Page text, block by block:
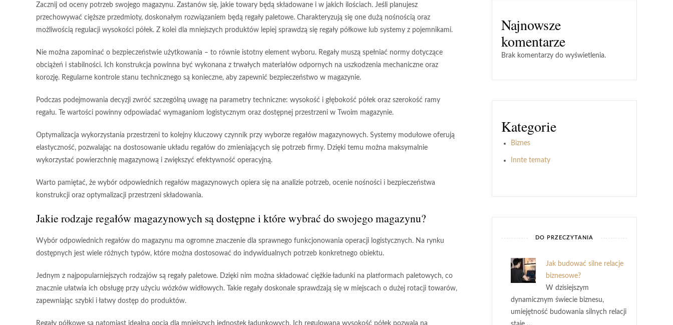
Zacznij od oceny potrzeb swojego magazynu. Zastanów się, jakie towary będą składowane i w jakich ilościach. Jeśli planujesz
przechowywać cięższe przedmioty, doskonałym rozwiązaniem będą regały paletowe. Charakteryzują się one dużą nośnością oraz
możliwością regulacji wysokości półek. Z kolei dla mniejszych produktów lepiej sprawdzą się regały półkowe lub systemy z pojemnikami.
Nie można zapominać o bezpieczeństwie użytkowania – to równie istotny element wyboru. Regały muszą spełniać normy dotyczące
obciążeń i stabilności. Ich konstrukcja powinna być wykonana z trwałych materiałów odpornych na uszkodzenia mechaniczne oraz
korozję. Regularne kontrole stanu technicznego są konieczne, aby zapewnić bezpieczeństwo w magazynie.
Podczas podejmowania decyzji zwróć szczególną uwagę na parametry techniczne: wysokość i głębokość półek oraz szerokość ramy
regału. Te wartości powinny odpowiadać wymaganiom logistycznym oraz dostępnej przestrzeni w Twoim magazynie.
Optymalizacja wykorzystania przestrzeni to kolejny kluczowy czynnik przy wyborze regałów magazynowych. Systemy modułowe oferują
elastyczność, pozwalając na dostosowanie układu regałów do zmieniających się potrzeb firmy. Dzięki temu można maksymalnie
wykorzystać powierzchnię magazynową i zwiększyć efektywność operacyjną.
Warto pamiętać, że wybór odpowiednich regałów magazynowych opiera się na analizie potrzeb, ocenie nośności i bezpieczeństwa
konstrukcji oraz optymalizacji przestrzeni składowania.
Jakie rodzaje regałów magazynowych są dostępne i które wybrać do swojego magazynu?
Wybór odpowiednich regałów do magazynu ma ogromne znaczenie dla sprawnego funkcjonowania operacji logistycznych. Na rynku
dostępnych jest wiele różnych typów, które można dostosować do indywidualnych potrzeb konkretnego obiektu.
Jednym z najpopularniejszych rodzajów są regały paletowe. Dzięki nim można składować ciężkie ładunki na platformach paletowych, co
znacznie ułatwia ich obsługę przy użyciu wózków widłowych. Takie regały doskonale sprawdzają się w miejscach o dużej rotacji towarów,
zapewniając szybki i łatwy dostęp do produktów.
Regały półkowe są natomiast idealną opcją dla mniejszych jednostek ładunkowych. Ich regulowana wysokość półek pozwala na
Najnowsze
komentarze
Brak komentarzy do wyświetlenia.
Kategorie
Biznes
Innte tematy
DO PRZECZYTANIA
Jak budować silne relacje
biznesowe?
W dzisiejszym
dynamicznym świecie biznesu,
umiejętność budowania silnych relacji